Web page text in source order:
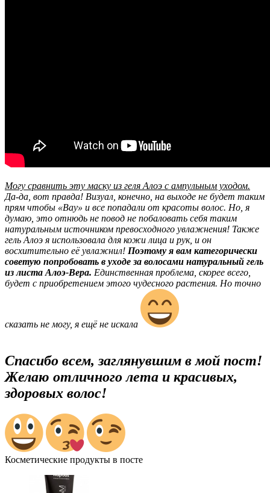
Могу сравнить эту маску из геля Алоэ с ампульным уходом.
Да-да, вот правда! Визуал, конечно, на выходе не будет таким
прям чтобы «Вау» и все попадали от красоты волос. Но, я
думаю, это отнюдь не повод не побаловать себя таким
натуральным источником превосходного увлажнения! Также
гель Алоэ я использовала для кожи лица и рук, и он
восхитительно её увлажнил! Поэтому я вам категорически
советую попробовать в уходе за волосами натуральный гель
из листа Алоэ-Вера. Единственная проблема, скорее всего,
будет с приобретением этого чудесного растения. Но точно
сказать не могу, я ещё не искала
Спасибо всем, заглянувшим в мой пост!
Желаю отличного лета и красивых,
здоровых волос!
Косметические продукты в посте